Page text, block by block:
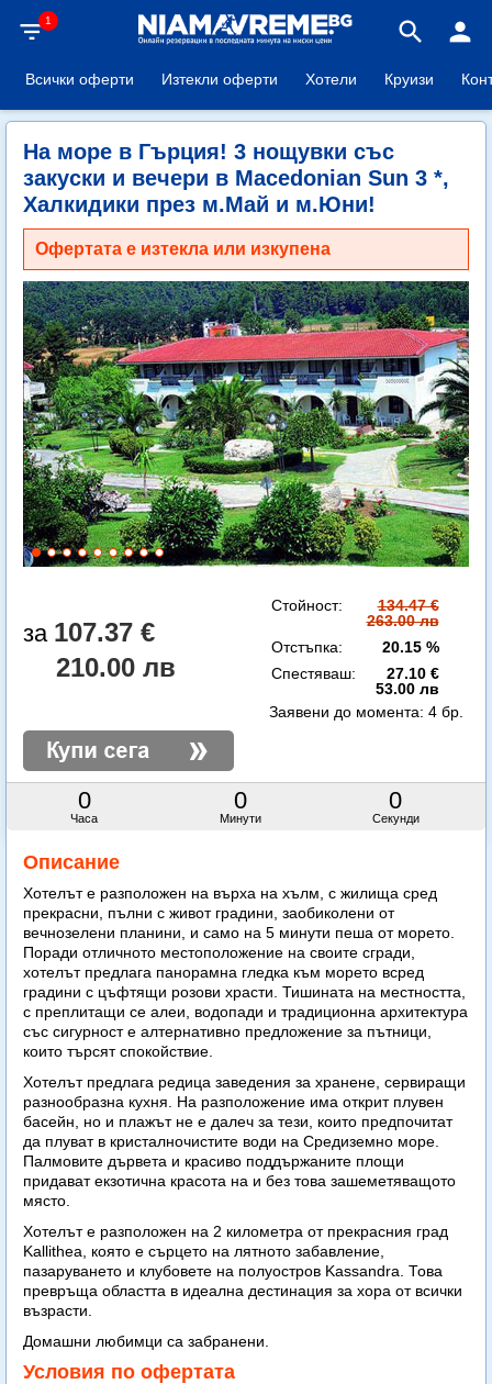
filter_list1 search person
Всички оферти Изтекли оферти Хотели Круизи
На море в Гърция! 3 нощувки със
закуски и вечери в Macedonian Sun 3 *,
Халкидики през м.Май и м.Юни!
Офертата е изтекла или изкупена
107.37 €
210.00 лв
Стойност:
134.47 €
263.00 лв
Отстъпка:
20.15 %
Спестяваш:
27.10 €
53.00 лв
0
Часа
0
Минути
0
Секунди
Заявени до момента: 4 бр.
Описание
Хотелът е разположен на върха на хълм, с жилища сред
прекрасни, пълни с живот градини, заобиколени от
вечнозелени планини, и само на 5 минути пеша от морето.
Поради отличното местоположение на своите сгради,
хотелът предлага панорамна гледка към морето всред
градини с цъфтящи розови храсти. Тишината на местността,
с преплитащи се алеи, водопади и традиционна архитектура
със сигурност е алтернативно предложение за пътници,
които търсят спокойствие.
Хотелът предлага редица заведения за хранене, сервиращи
разнообразна кухня. На разположение има открит плувен
басейн, но и плажът не е далеч за тези, които предпочитат
да плуват в кристалночистите води на Средиземно море.
Палмовите дървета и красиво поддържаните площи
придават екзотична красота на и без това зашеметяващото
място.
Хотелът е разположен на 2 километра от прекрасния град
Kallithea, която е сърцето на лятното забавление,
пазаруването и клубовете на полуостров Kassandra. Това
превръща областта в идеална дестинация за хора от всички
възрасти.
Домашни любимци са забранени.
Условия по офертата